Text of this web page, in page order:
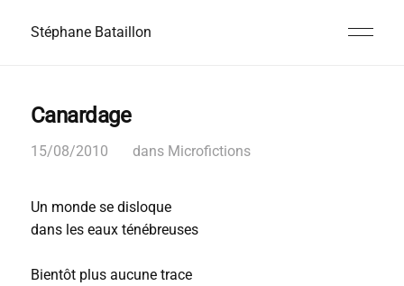
Stéphane Bataillon
Canardage
15/08/2010 dans Microfictions
Un monde se disloque
dans les eaux ténébreuses
Bientôt plus aucune trace